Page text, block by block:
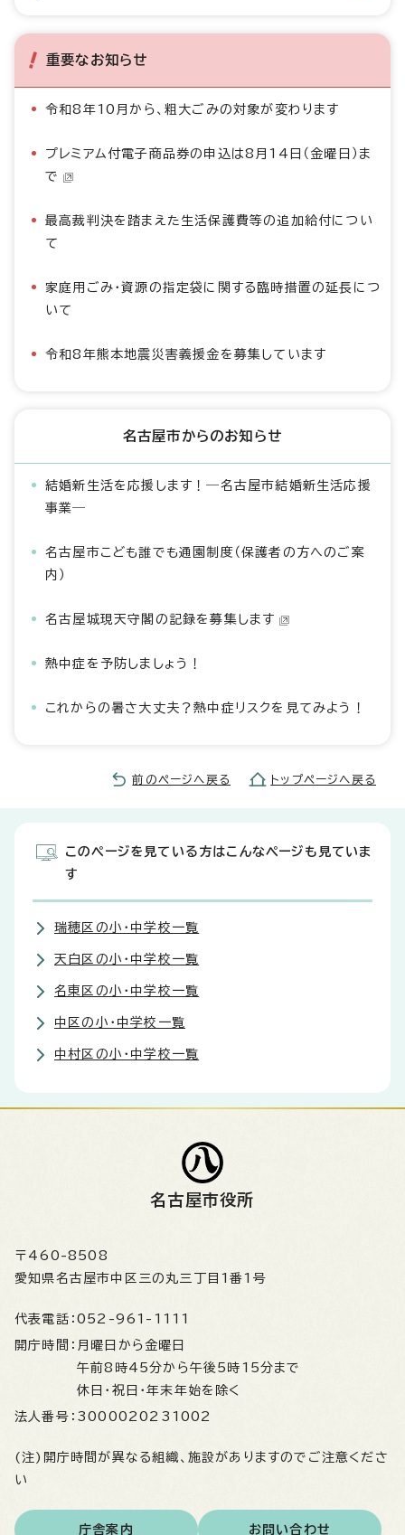
重要なお知らせ
令和8年10月から、粗大ごみの対象が変わります
プレミアム付電子商品券の申込は8月14日（金曜日）ま
で
最高裁判決を踏まえた生活保護費等の追加給付につい
て
家庭用ごみ・資源の指定袋に関する臨時措置の延長につ
いて
令和8年熊本地震災害義援金を募集しています
名古屋市からのお知らせ
結婚新生活を応援します！―名古屋市結婚新生活応援
事業―
名古屋市こども誰でも通園制度（保護者の方へのご案
内）
名古屋城現天守閣の記録を募集します
熱中症を予防しましょう！
これからの暑さ大丈夫？熱中症リスクを見てみよう！
前のページへ戻る トップページへ戻る
このページを見ている方はこんなページも見ていま
す
瑞穂区の小・中学校一覧
天白区の小・中学校一覧
名東区の小・中学校一覧
中区の小・中学校一覧
中村区の小・中学校一覧
名古屋市役所
〒460-8508
愛知県名古屋市中区三の丸三丁目1番1号
代表電話： 052-961-1111
開庁時間： 月曜日から金曜日
午前8時45分から午後5時15分まで
休日・祝日・年末年始を除く
法人番号： 3000020231002
(注)開庁時間が異なる組織、施設がありますのでご注意くださ
い
庁舎案内 お問い合わせ